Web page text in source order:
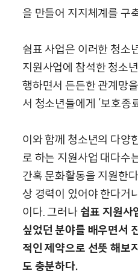
을 만들어 지지체계를 구
쉼표 사업은 이러한 청소
지원사업에 참석한 청소
행하면서 든든한 관계망
서 청소년들에게 ‘보호종
이와 함께 청소년의 다양
로 하는 지원사업 대다수
간혹 문화활동을 지원한
상 경력이 있어야 한다거
이다. 그러나쉼표 지원사
싶었던 분야를 배우면서
적인 제약으로 선뜻 해보
도 충분하다.